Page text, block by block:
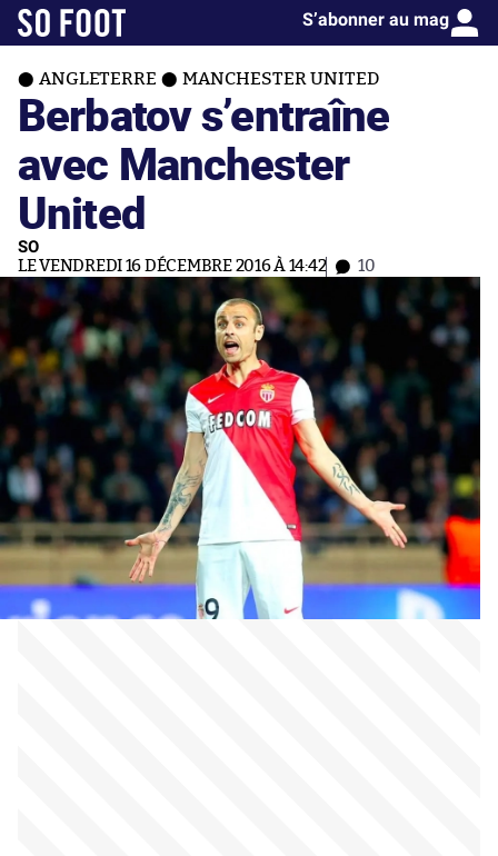
S’abonner au mag
ANGLETERRE MANCHESTER UNITED
Berbatov s’entraîne
avec Manchester
United
SO
LE VENDREDI 16 DÉCEMBRE 2016 À 14:42 10